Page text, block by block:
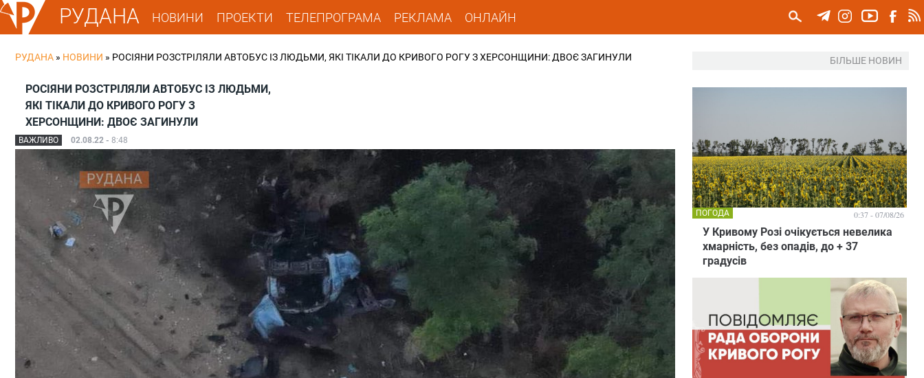
РУДАНА НОВИНИ ПРОЕКТИ ТЕЛЕПРОГРАМА РЕКЛАМА ОНЛАЙН
РУДАНА » НОВИНИ » РОСІЯНИ РОЗСТРІЛЯЛИ АВТОБУС ІЗ ЛЮДЬМИ, ЯКІ ТІКАЛИ ДО КРИВОГО РОГУ З ХЕРСОНЩИНИ: ДВОЄ ЗАГИНУЛИ
РОСІЯНИ РОЗСТРІЛЯЛИ АВТОБУС ІЗ ЛЮДЬМИ,
ЯКІ ТІКАЛИ ДО КРИВОГО РОГУ З
ХЕРСОНЩИНИ: ДВОЄ ЗАГИНУЛИ
ВАЖЛИВО 02.08.22 - 8:48
БІЛЬШЕ НОВИН
У Кривому Розі очікується невелика
хмарність, без опадів, до + 37
градусів
ПОГОДА 0:37 - 07/08/26